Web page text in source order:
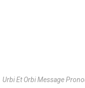
Urbi Et Orbi Message